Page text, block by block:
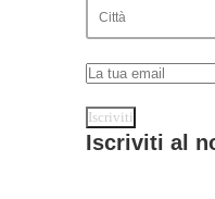
Iscriviti al